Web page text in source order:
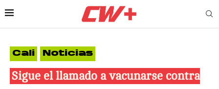
Cali Noticias
Sigue el llamado a vacunarse contra